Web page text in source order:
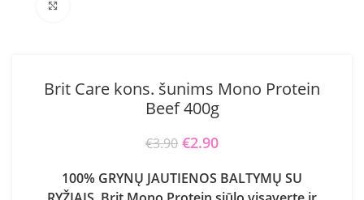
Brit Care kons. šunims Mono Protein
Beef 400g
€3.90 Original price was: €3.90.
€2.90
100% GRYNŲ JAUTIENOS BALTYMŲ SU